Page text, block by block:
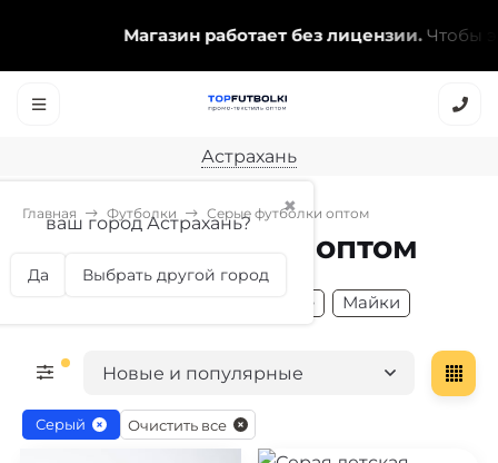
Магазин работает без лицензии.Чтобы
Астрахань
✖
ваш город Астрахань?
Да Выбрать другой город
Главная Футболки Серые футболки оптом
Серые футболки оптом
Детские Майки
Новые и популярные
Серый Очистить все